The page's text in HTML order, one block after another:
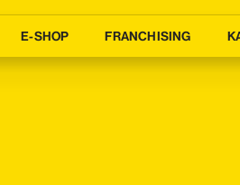
E-SHOP FRANCHISING